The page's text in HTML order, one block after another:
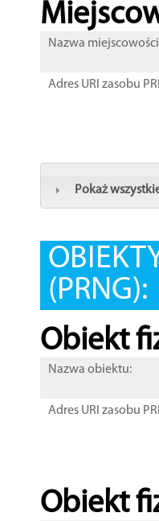
Nazwa
Adres URI zasobu
Pokaż
(PRNG):
Obiekt
Nazwa obiektu:
Adres URI zasobu
Obiekt